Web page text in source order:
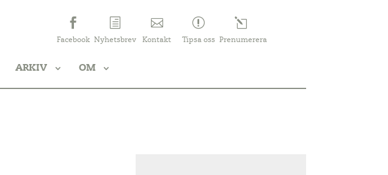
Facebook Nyhetsbrev Kontakt Tipsa oss Prenumerera
ARKIV OM